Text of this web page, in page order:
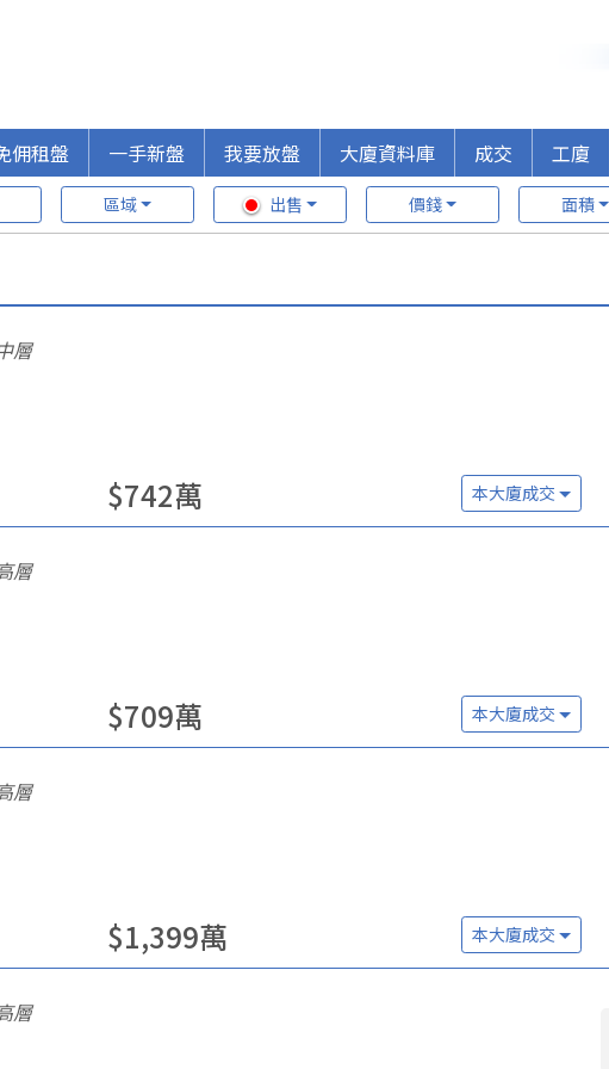
佣租盤 一手新盤 我要放盤 大廈資料庫 成交 工廈
區域 出售 價錢 面積
層
$742萬 本大廈成交
層
$709萬 本大廈成交
層
$1,399萬 本大廈成交
層